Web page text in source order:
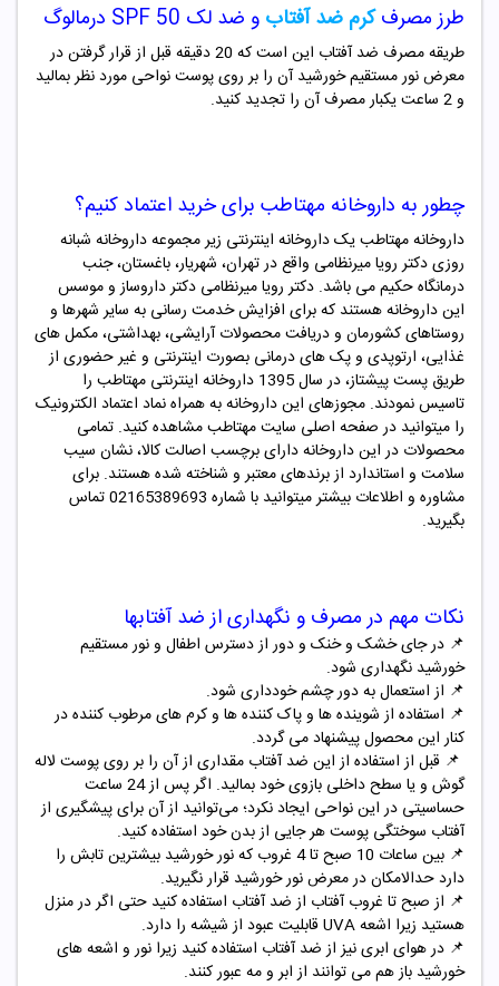
طرز مصرفکرم ضد آفتاب و ضد لک SPF 50 درمالوگ
طریقه مصرف ضد آفتاب این است که 20 دقیقه قبل از قرار گرفتن در
معرض نور مستقیم خورشید آن را بر روی پوست نواحی مورد نظر بمالید
و 2 ساعت یکبار مصرف آن را تجدید کنید.
چطور به داروخانه مهتاطب برای خرید اعتماد کنیم؟
داروخانه مهتاطب یک داروخانه اینترنتی زیر مجموعه داروخانه شبانه
روزی دکتر رویا میرنظامی واقع در تهران، شهریار، باغستان، جنب
درمانگاه حکیم می باشد. دکتر رویا میرنظامی دکتر داروساز و موسس
این داروخانه هستند که برای افزایش خدمت رسانی به سایر شهرها و
روستاهای کشورمان و دریافت محصولات آرایشی، بهداشتی، مکمل های
غذایی، ارتوپدی و پک های درمانی بصورت اینترنتی و غیر حضوری از
طریق پست پیشتاز، در سال 1395 داروخانه اینترنتی مهتاطب را
تاسیس نمودند. مجوزهای این داروخانه به همراه نماد اعتماد الکترونیک
را میتوانید در صفحه اصلی سایت مهتاطب مشاهده کنید. تمامی
محصولات در این داروخانه دارای برچسب اصالت کالا، نشان سیب
سلامت و استاندارد از برندهای معتبر و شناخته شده هستند. برای
مشاوره و اطلاعات بیشتر میتوانید با شماره 02165389693 تماس
بگیرید.
نکات مهم در مصرف و نگهداری از ضد آفتابها
📌 در جای خشک و خنک و دور از دسترس اطفال و نور مستقیم
خورشید نگهداری شود.
📌 از استعمال به دور چشم خودداری شود.
📌 استفاده از شوینده ها و پاک کننده ها و کرم های مرطوب کننده در
کنار این محصول پیشنهاد می گردد.
📌 قبل از استفاده از این ضد آفتاب مقداری از آن را بر روی پوست لاله
گوش و یا سطح داخلی بازوی خود بمالید. اگر پس از 24 ساعت
حساسیتی در این نواحی ایجاد نکرد؛ می‌توانید از آن برای پیشگیری از
آفتاب سوختگی پوست هر جایی از بدن خود استفاده کنید.
📌
بین ساعات 10 صبح تا 4 غروب که نور خورشید بیشترین تابش را
دارد حدالامکان در معرض نور خورشید قرار نگیرید.
📌 از صبح تا غروب آفتاب از ضد آفتاب استفاده کنید حتی اگر در منزل
هستید زیرا اشعه UVA قابلیت عبود از شیشه را دارد.
📌 در هوای ابری نیز از ضد آفتاب استفاده کنید زیرا نور و اشعه های
خورشید باز هم می توانند از ابر و مه عبور کنند.